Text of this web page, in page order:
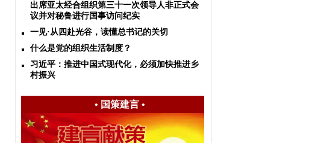
出席亚太经合组织第三十一次领导人非正式会
议并对秘鲁进行国事访问纪实
一见·从四赴光谷，读懂总书记的关切
什么是党的组织生活制度？
习近平：推进中国式现代化，必须加快推进乡
村振兴
• 国策建言•